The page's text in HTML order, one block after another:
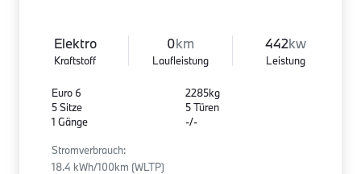
Elektro
Kraftstoff
0km
Laufleistung
442kw
Leistung
Euro 6
5 Sitze
1 Gänge
2285kg
5 Türen
-/-
Stromverbrauch:
18.4 kWh/100km (WLTP)